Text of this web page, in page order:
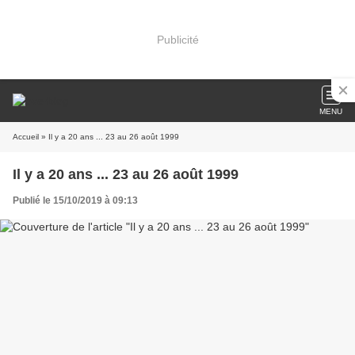
Publicité
MENU
Accueil » Il y a 20 ans ... 23 au 26 août 1999
Il y a 20 ans ... 23 au 26 août 1999
Publié le 15/10/2019 à 09:13